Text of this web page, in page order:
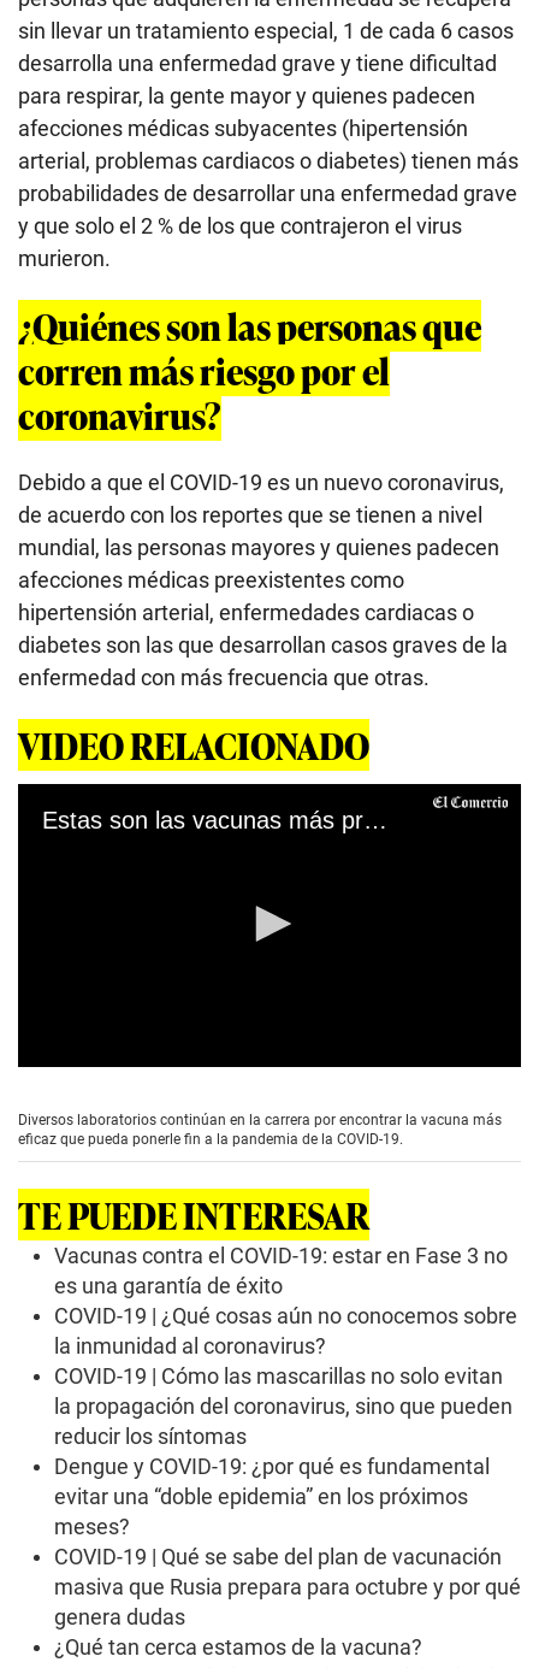
sin llevar un tratamiento especial, 1 de cada 6 casos
desarrolla una enfermedad grave y tiene dificultad
para respirar, la gente mayor y quienes padecen
afecciones médicas subyacentes (hipertensión
arterial, problemas cardiacos o diabetes) tienen más
probabilidades de desarrollar una enfermedad grave
y que solo el 2 % de los que contrajeron el virus
murieron.
¿Quiénes son las personas que
corren más riesgo por el
coronavirus?
Debido a que el COVID-19 es un nuevo coronavirus,
de acuerdo con los reportes que se tienen a nivel
mundial, las personas mayores y quienes padecen
afecciones médicas preexistentes como
hipertensión arterial, enfermedades cardiacas o
diabetes son las que desarrollan casos graves de la
enfermedad con más frecuencia que otras.
VIDEO RELACIONADO
Estas son las vacunas más prometedoras contra la COVID-19
e
c
d
s
o
Diversos laboratorios continúan en la carrera por encontrar la vacuna más
eficaz que pueda ponerle fin a la pandemia de la COVID-19.
TE PUEDE INTERESAR
Vacunas contra el COVID-19: estar en Fase 3 no
es una garantía de éxito
COVID-19 | ¿Qué cosas aún no conocemos sobre
la inmunidad al coronavirus?
COVID-19 | Cómo las mascarillas no solo evitan
la propagación del coronavirus, sino que pueden
reducir los síntomas
Dengue y COVID-19: ¿por qué es fundamental
evitar una “doble epidemia” en los próximos
meses?
COVID-19 | Qué se sabe del plan de vacunación
masiva que Rusia prepara para octubre y por qué
genera dudas
¿Qué tan cerca estamos de la vacuna?